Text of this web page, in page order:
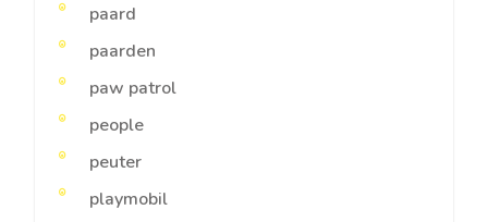
paard
paarden
paw patrol
people
peuter
playmobil